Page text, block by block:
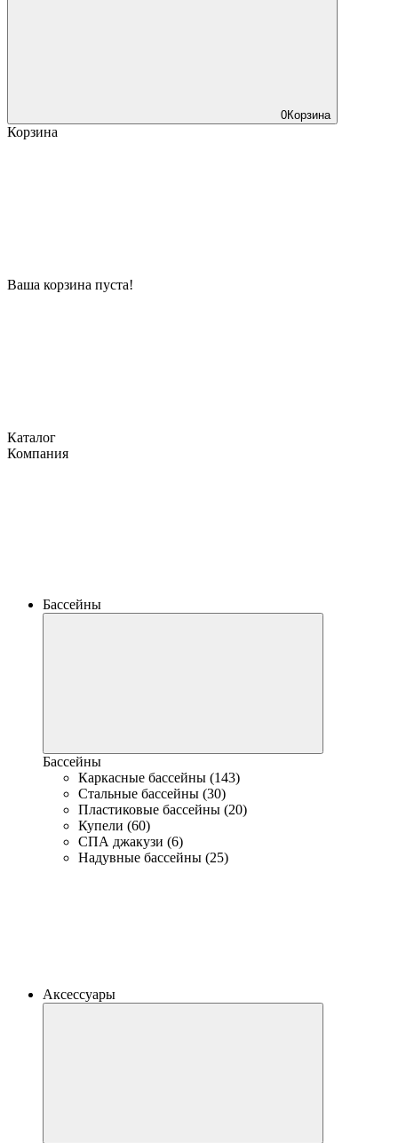
0Корзина
Корзина
Ваша корзина пуста!
Каталог
Компания
Бассейны
Бассейны
Каркасные бассейны (143)
Стальные бассейны (30)
Пластиковые бассейны (20)
Купели (60)
СПА джакузи (6)
Надувные бассейны (25)
Аксессуары